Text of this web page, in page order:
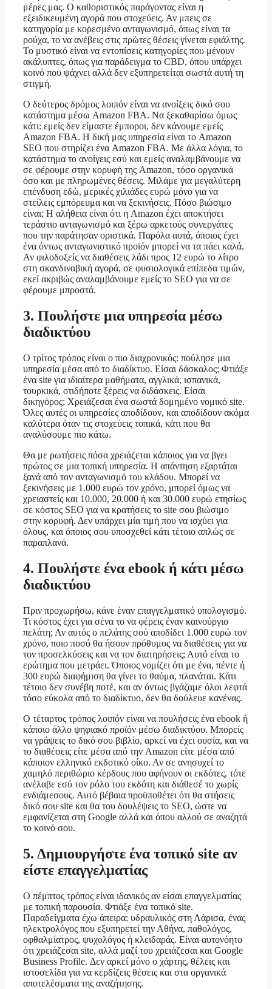
μέρες μας. Ο καθοριστικός παράγοντας είναι η
εξειδικευμένη αγορά που στοχεύεις. Αν μπεις σε
κατηγορία με κορεσμένο ανταγωνισμό, όπως είναι τα
ρούχα, το να ανέβεις στις πρώτες θέσεις γίνεται εφιάλτης.
Το μυστικό είναι να εντοπίσεις κατηγορίες που μένουν
ακάλυπτες, όπως για παράδειγμα το CBD, όπου υπάρχει
κοινό που ψάχνει αλλά δεν εξυπηρετείται σωστά αυτή τη
στιγμή.
Ο δεύτερος δρόμος λοιπόν είναι να ανοίξεις δικό σου
κατάστημα μέσω Amazon FBA. Να ξεκαθαρίσω όμως
κάτι: εμείς δεν είμαστε έμποροι, δεν κάνουμε εμείς
Amazon FBA. Η δική μας υπηρεσία είναι το Amazon
SEO που στηρίζει ένα Amazon FBA. Με άλλα λόγια, το
κατάστημα το ανοίγεις εσύ και εμείς αναλαμβάνουμε να
σε φέρουμε στην κορυφή της Amazon, τόσο οργανικά
όσο και με πληρωμένες θέσεις. Μιλάμε για μεγαλύτερη
επένδυση εδώ, μερικές χιλιάδες ευρώ μόνο για να
στείλεις εμπόρευμα και να ξεκινήσεις. Πόσο βιώσιμο
είναι; Η αλήθεια είναι ότι η Amazon έχει αποκτήσει
τεράστιο ανταγωνισμό και ξέρω αρκετούς συνεργάτες
που την παράτησαν οριστικά. Παρόλα αυτά, όποιος έχει
ένα όντως ανταγωνιστικό προϊόν μπορεί να τα πάει καλά.
Αν φιλοδοξείς να διαθέσεις λάδι προς 12 ευρώ το λίτρο
στη σκανδιναβική αγορά, σε φυσιολογικά επίπεδα τιμών,
εκεί ακριβώς αναλαμβάνουμε εμείς το SEO για να σε
φέρουμε μπροστά.
3. Πουλήστε μια υπηρεσία μέσω
διαδικτύου
Ο τρίτος τρόπος είναι ο πιο διαχρονικός: πούλησε μια
υπηρεσία μέσα από το διαδίκτυο. Είσαι δάσκαλος; Φτιάξε
ένα site για ιδιαίτερα μαθήματα, αγγλικά, ισπανικά,
τουρκικά, οτιδήποτε ξέρεις να διδάσκεις. Είσαι
δικηγόρος; Χρειάζεσαι ένα σωστά δομημένο νομικό site.
Όλες αυτές οι υπηρεσίες αποδίδουν, και αποδίδουν ακόμα
καλύτερα όταν τις στοχεύεις τοπικά, κάτι που θα
αναλύσουμε πιο κάτω.
Θα με ρωτήσεις πόσα χρειάζεται κάποιος για να βγει
πρώτος σε μια τοπική υπηρεσία. Η απάντηση εξαρτάται
ξανά από τον ανταγωνισμό του κλάδου. Μπορεί να
ξεκινήσεις με 1.000 ευρώ τον χρόνο, μπορεί όμως να
χρειαστείς και 10.000, 20.000 ή και 30.000 ευρώ ετησίως
σε κόστος SEO για να κρατήσεις το site σου βιώσιμο
στην κορυφή. Δεν υπάρχει μία τιμή που να ισχύει για
όλους, και όποιος σου υποσχεθεί κάτι τέτοιο απλώς σε
παραπλανά.
4. Πουλήστε ένα ebook ή κάτι μέσω
διαδικτύου
Πριν προχωρήσω, κάνε έναν επαγγελματικό υπολογισμό.
Τι κόστος έχει για σένα το να φέρεις έναν καινούργιο
πελάτη; Αν αυτός ο πελάτης σού αποδίδει 1.000 ευρώ τον
χρόνο, ποιο ποσό θα ήσουν πρόθυμος να διαθέσεις για να
τον προσελκύσεις και να τον διατηρήσεις; Αυτό είναι το
ερώτημα που μετράει. Όποιος νομίζει ότι με ένα, πέντε ή
300 ευρώ διαφήμιση θα γίνει το θαύμα, πλανάται. Κάτι
τέτοιο δεν συνέβη ποτέ, και αν όντως βγάζαμε όλοι λεφτά
τόσο εύκολα από το διαδίκτυο, δεν θα δούλευε κανένας.
Ο τέταρτος τρόπος λοιπόν είναι να πουλήσεις ένα ebook ή
κάποιο άλλο ψηφιακό προϊόν μέσω διαδικτύου. Μπορείς
να γράψεις το δικό σου βιβλίο, αρκεί να έχει ουσία, και να
το διαθέσεις είτε μέσα από την Amazon είτε μέσα από
κάποιον ελληνικό εκδοτικό οίκο. Αν σε ανησυχεί το
χαμηλό περιθώριο κέρδους που αφήνουν οι εκδότες, τότε
ανέλαβε εσύ τον ρόλο του εκδότη και διάθεσέ το χωρίς
ενδιάμεσους. Αυτό βέβαια προϋποθέτει ότι θα στήσεις
δικό σου site και θα του δουλέψεις το SEO, ώστε να
εμφανίζεται στη Google αλλά και όπου αλλού σε αναζητά
το κοινό σου.
5. Δημιουργήστε ένα τοπικό site αν
είστε επαγγελματίας
Ο πέμπτος τρόπος είναι ιδανικός αν είσαι επαγγελματίας
με τοπική παρουσία. Φτιάξε ένα τοπικό site.
Παραδείγματα έχω άπειρα: υδραυλικός στη Λάρισα, ένας
ηλεκτρολόγος που εξυπηρετεί την Αθήνα, παθολόγος,
οφθαλμίατρος, ψυχολόγος ή κλειδαράς. Είναι αυτονόητο
ότι χρειάζεσαι site, αλλά μαζί του χρειάζεσαι και Google
Business Profile. Δεν αρκεί μόνο ο χάρτης, θέλεις και
ιστοσελίδα για να κερδίζεις θέσεις και στα οργανικά
αποτελέσματα της αναζήτησης.